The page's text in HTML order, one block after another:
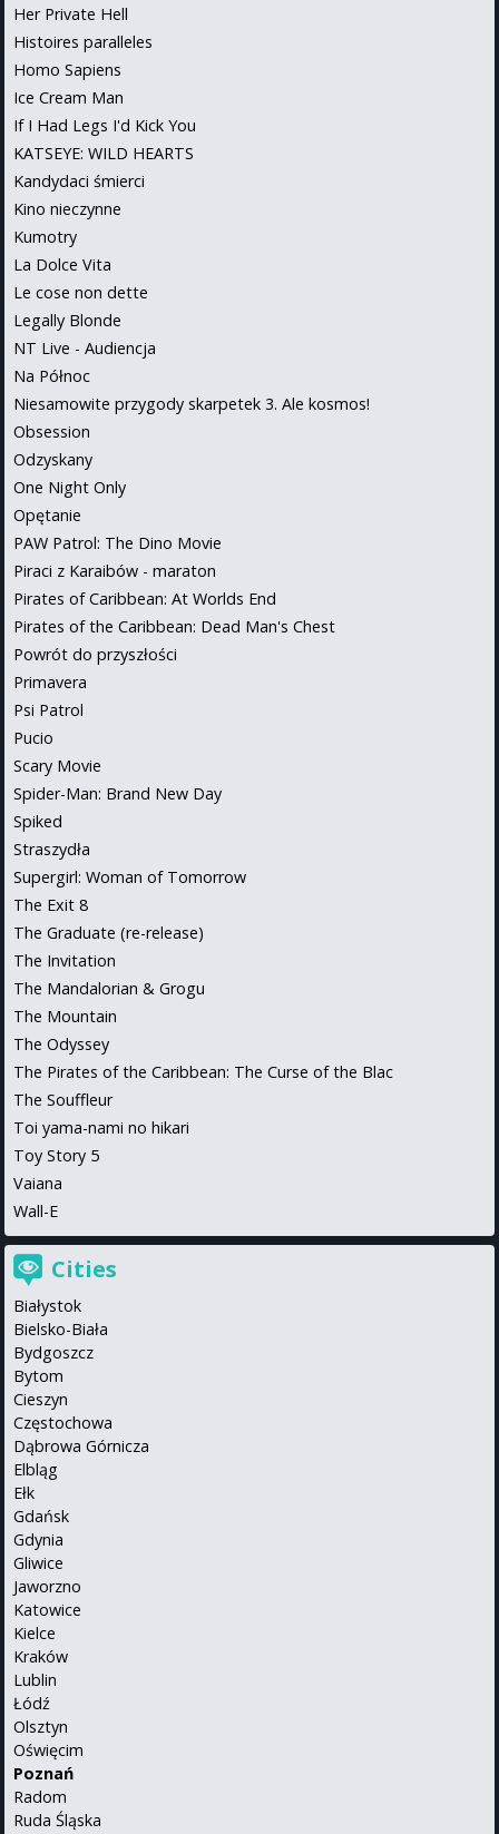
Her Private Hell
Histoires paralleles
Homo Sapiens
Ice Cream Man
If I Had Legs I'd Kick You
KATSEYE: WILD HEARTS
Kandydaci śmierci
Kino nieczynne
Kumotry
La Dolce Vita
Le cose non dette
Legally Blonde
NT Live - Audiencja
Na Północ
Niesamowite przygody skarpetek 3. Ale kosmos!
Obsession
Odzyskany
One Night Only
Opętanie
PAW Patrol: The Dino Movie
Piraci z Karaibów - maraton
Pirates of Caribbean: At Worlds End
Pirates of the Caribbean: Dead Man's Chest
Powrót do przyszłości
Primavera
Psi Patrol
Pucio
Scary Movie
Spider-Man: Brand New Day
Spiked
Straszydła
Supergirl: Woman of Tomorrow
The Exit 8
The Graduate (re-release)
The Invitation
The Mandalorian & Grogu
The Mountain
The Odyssey
The Pirates of the Caribbean: The Curse of the Blac
The Souffleur
Toi yama-nami no hikari
Toy Story 5
Vaiana
Wall-E
Cities
Białystok
Bielsko-Biała
Bydgoszcz
Bytom
Cieszyn
Częstochowa
Dąbrowa Górnicza
Elbląg
Ełk
Gdańsk
Gdynia
Gliwice
Jaworzno
Katowice
Kielce
Kraków
Lublin
Łódź
Olsztyn
Oświęcim
Poznań
Radom
Ruda Śląska